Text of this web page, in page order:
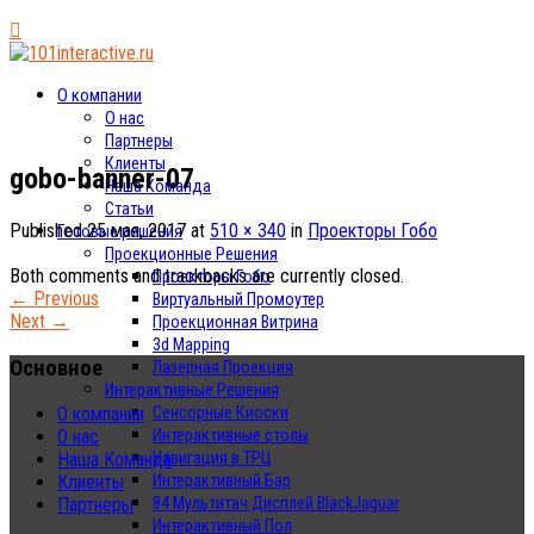
О компании
О нас
Партнеры
Клиенты
Наша Команда
Статьи
Готовые решения
Проекционные Решения
Проекторы Гобо
Виртуальный Промоутер
Проекционная Витрина
3d Mapping
Лазерная Проекция
Интерактивные Решения
Сенсорные Киоски
Интерактивные столы
Навигация в ТРЦ
Интерактивный Бар
84 Мультитач Дисплей BlackJaguar
Интерактивный Пол
gobo-banner-07
Published25 мая, 2017 at 510 × 340 in Проекторы Гобо
Both comments and trackbacks are currently closed.
← Previous
Next →
Основное
О компании
О нас
Наша Команда
Клиенты
Партнеры